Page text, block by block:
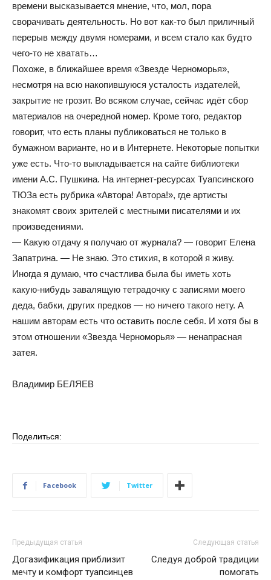
времени высказывается мнение, что, мол, пора
сворачивать деятельность. Но вот как-то был приличный
перерыв между двумя номерами, и всем стало как будто
чего-то не хватать…
Похоже, в ближайшее время «Звезде Черноморья»,
несмотря на всю накопившуюся усталость издателей,
закрытие не грозит. Во всяком случае, сейчас идёт сбор
материалов на очередной номер. Кроме того, редактор
говорит, что есть планы публиковаться не только в
бумажном варианте, но и в Интернете. Некоторые попытки
уже есть. Что-то выкладывается на сайте библиотеки
имени А.С. Пушкина. На интернет-ресурсах Туапсинского
ТЮЗа есть рубрика «Автора! Автора!», где артисты
знакомят своих зрителей с местными писателями и их
произведениями.
— Какую отдачу я получаю от журнала? — говорит Елена
Запатрина. — Не знаю. Это стихия, в которой я живу.
Иногда я думаю, что счастлива была бы иметь хоть
какую-нибудь завалящую тетрадочку с записями моего
деда, бабки, других предков — но ничего такого нету. А
нашим авторам есть что оставить после себя. И хотя бы в
этом отношении «Звезда Черноморья» — ненапрасная
затея.
Владимир БЕЛЯЕВ
Поделиться:
Facebook Twitter
Предыдущая статья
Догазификация приблизит
мечту и комфорт туапсинцев
Следующая статья
Следуя доброй традиции
помогать